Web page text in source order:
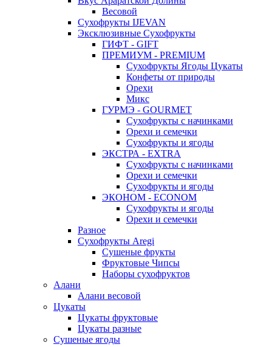
Весовой
Сухофрукты IJEVAN
Эксклюзивные Сухофрукты
ГИФТ - GIFT
ПРЕМИУМ - PREMIUM
Сухофрукты Ягоды Цукаты
Конфеты от природы
Орехи
Микс
ГУРМЭ - GOURMET
Сухофрукты с начинками
Орехи и семечки
Сухофрукты и ягоды
ЭКСТРА - EXTRA
Сухофрукты с начинками
Орехи и семечки
Сухофрукты и ягоды
ЭКОНОМ - ECONOM
Сухофрукты и ягоды
Орехи и семечки
Разное
Сухофрукты Aregi
Сушеные фрукты
Фруктовые Чипсы
Наборы сухофруктов
Алани
Алани весовой
Цукаты
Цукаты фруктовые
Цукаты разные
Сушеные ягоды